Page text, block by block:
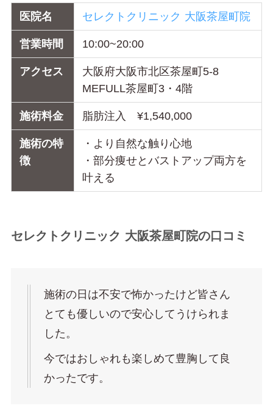
医院名 セレクトクリニック 大阪茶屋町院
営業時間 10:00~20:00
アクセス
大阪府大阪市北区茶屋町5-8
MEFULL茶屋町3・4階
施術料金 脂肪注入 ¥1,540,000
施術の特
徴
・より自然な触り心地
・部分痩せとバストアップ両方を
叶える
セレクトクリニック 大阪茶屋町院の口コミ
施術の日は不安で怖かったけど皆さん
とても優しいので安心してうけられま
した。
今ではおしゃれも楽しめて豊胸して良
かったです。